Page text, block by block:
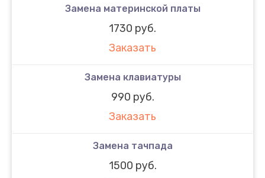
Замена материнской платы
1730 руб.
Заказать
Замена клавиатуры
990 руб.
Заказать
Замена тачпада
1500 руб.